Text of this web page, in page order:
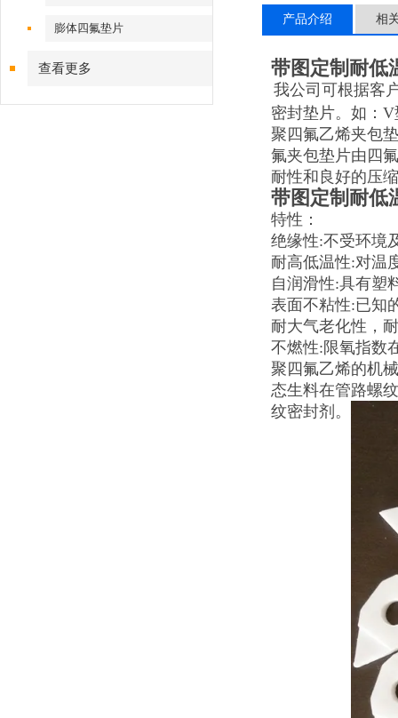
膨体四氟垫片
查看更多
产品介绍 相
带图定制耐低
我公司可根据客
密封垫片。如：
聚四氟乙烯夹包
氟夹包垫片由四
耐性和良好的压
带图定制耐低
特性：
绝缘性:不受环境
耐高低温性:对温
自润滑性:具有塑
表面不粘性:已知
耐大气老化性，
不燃性:限氧指数
聚四氟乙烯的机
态生料在管路螺
纹密封剂。